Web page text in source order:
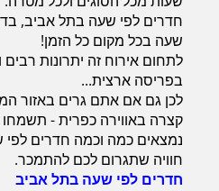
חדרים לפי שעה בתל אביב,
שעה בכל מקום כל הזמן!
לתחום אירוח זה יתרונות
בפריסה ארצית...
לכן גם אם אתם גרים באזור
קצרה באווירה כפרית -
נמצאים כמה וכמה חדרים לפי
חוויה שתגרום לכם להתמכר.
חדרים לפי שעה בתל אביב